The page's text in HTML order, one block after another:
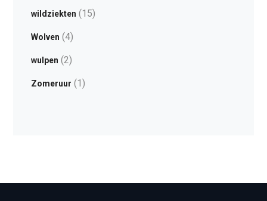
wildziekten (15)
Wolven (4)
wulpen (2)
Zomeruur (1)